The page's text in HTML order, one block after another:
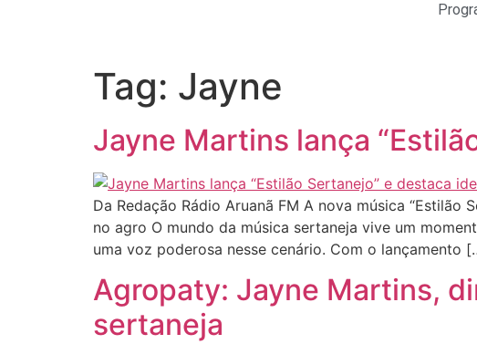
Tag: Jayne
Jayne Martins lança
Da Redação Rádio Aruanã FM A nova música
no agro O mundo da música sertaneja vive um
uma voz poderosa nesse cenário. Com o lançamento
Agropaty: Jayne Martins,
sertaneja